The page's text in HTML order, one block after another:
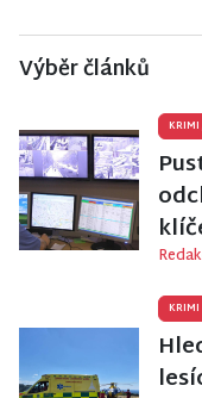
Výběr článků
KRIMI
KRIMI